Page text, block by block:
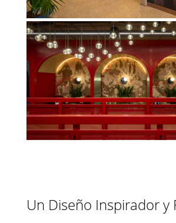
Un Diseño Inspirador y